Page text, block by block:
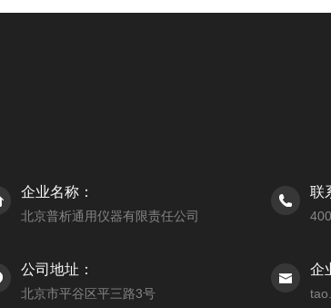
企业名称：
北京普析通用仪器有限责任公司
联
公司地址：
北京市平谷区平三路3号
企